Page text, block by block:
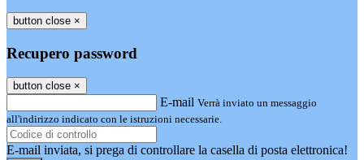
button close ×
Recupero password
button close ×
E-mail Verrà inviato un messaggio
all'indirizzo indicato con le istruzioni necessarie.
E-mail inviata, si prega di controllare la casella di posta elettronica!